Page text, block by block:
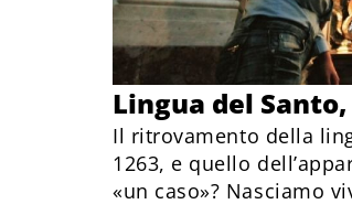
Lingua del
Il ritrovamento della
1263, e quello
«un caso»? Nasciamo